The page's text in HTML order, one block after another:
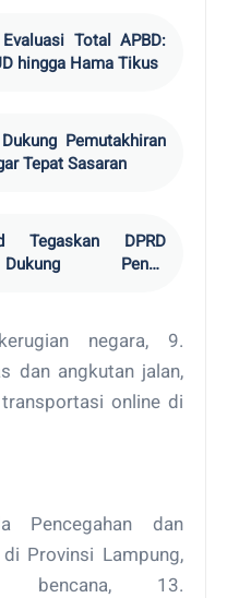
Total APBD:
hingga Hama Tikus
Pemutakhiran
Tepat Sasaran
Tegaskan DPRD
Penuh
negara, 9.
dan angkutan jalan,
online di
Pencegahan dan
Provinsi Lampung,
bencana, 13.